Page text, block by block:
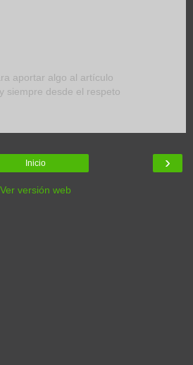
aportar algo al artículo
siempre desde el respeto
›
Inicio
Ver versión web